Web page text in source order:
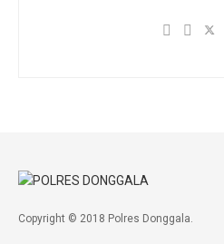
Copyright © 2018 Polres Donggala.